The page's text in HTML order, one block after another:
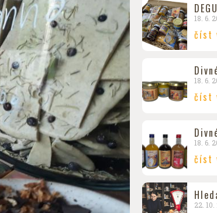
18. 6.
číst
18. 6.
číst
18. 6.
číst
22.